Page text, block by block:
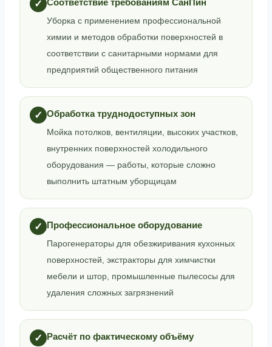
✓ Соответствие требованиям СанПин
Уборка с применением профессиональной
химии и методов обработки поверхностей в
соответствии с санитарными нормами для
предприятий общественного питания
✓ Обработка труднодоступных зон
Мойка потолков, вентиляции, высоких участков,
внутренних поверхностей холодильного
оборудования — работы, которые сложно
выполнить штатным уборщицам
✓ Профессиональное оборудование
Парогенераторы для обезжиривания кухонных
поверхностей, экстракторы для химчистки
мебели и штор, промышленные пылесосы для
удаления сложных загрязнений
✓ Расчёт по фактическому объёму